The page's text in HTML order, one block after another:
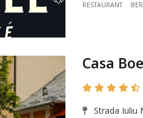
RESTAURANT
Casa
Strada Iuliu